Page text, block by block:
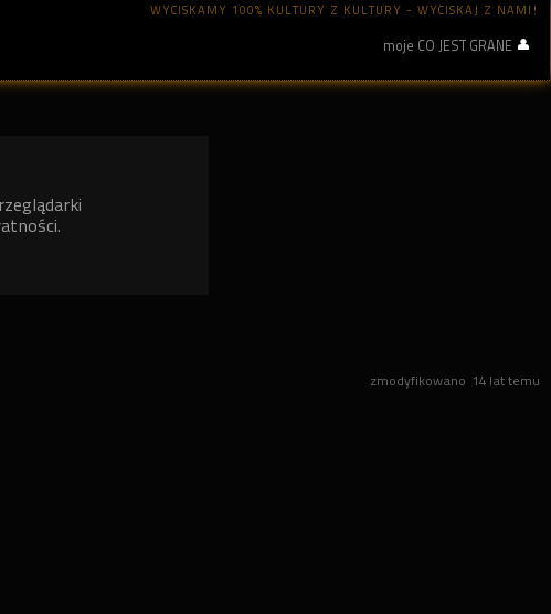
WYCISKAMY 100% KULTURY Z KULTURY - WYCISKAJ Z NAMI!
moje CO JEST GRANE
zmodyfikowano 14 lat temu